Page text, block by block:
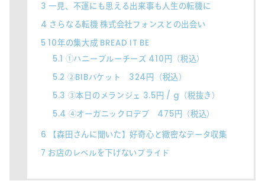
3 一見、不運にも思える出来事も人生の転機に
4 さらなる転機 株式会社フォンスとの出会い
5 10年の集大成 BREAD IT BE
5.1 ①ハニーブルーチーズ 410円（税込）
5.2 ②BIBバケット 324円（税込）
5.3 ③本日のメランジェ 3.5円 / g（税抜き）
5.4 ④オーガニックロデブ 475円（税込）
6 【森田さんに聞いた】好奇心と緻密なデータ収集
7 お店のレベルを下げないプライド